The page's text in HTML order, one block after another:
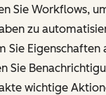
Sie Workflows,
zu
Sie Eigenschaften
Sie
wichtige